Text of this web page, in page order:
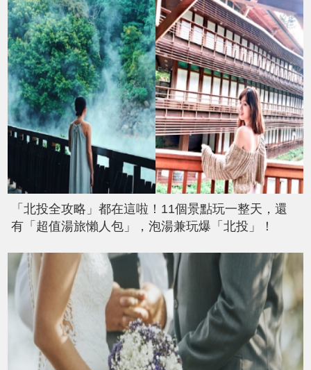
「北投全攻略」都在這啦！11個景點玩一整天，還
有「超值湯旅懶人包」，泡湯兼玩爆「北投」！